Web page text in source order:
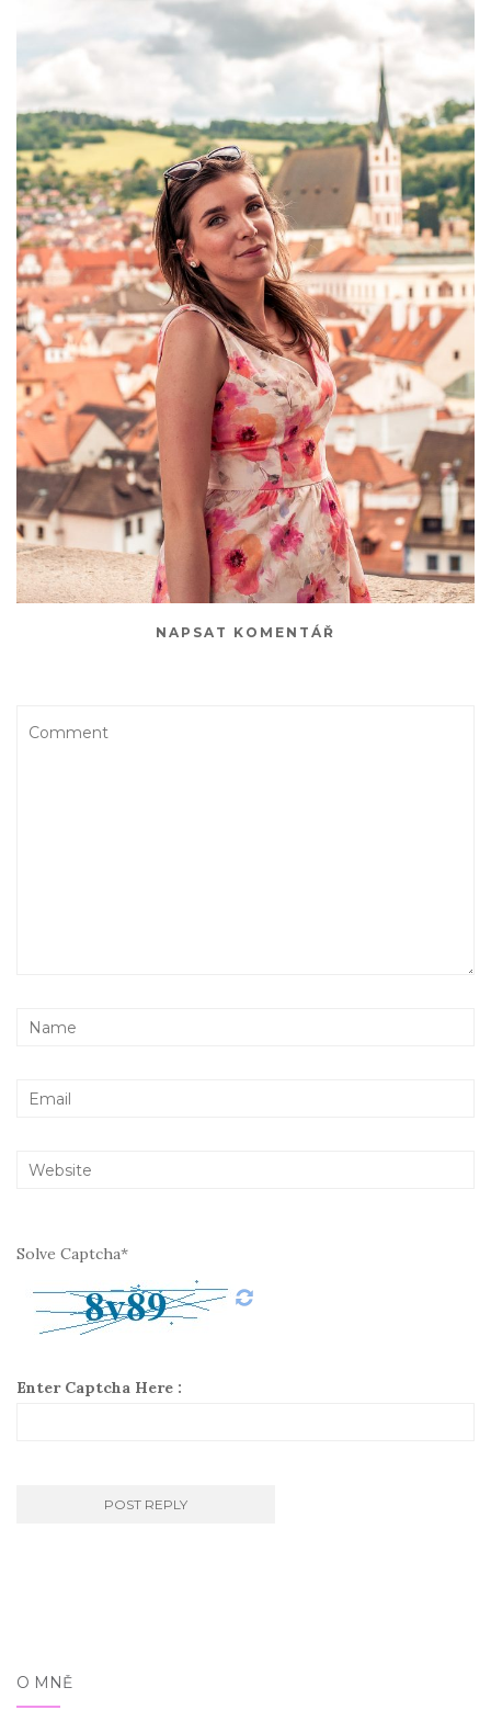
NAPSAT KOMENTÁŘ
Solve Captcha*
Enter Captcha Here :
O MNĚ